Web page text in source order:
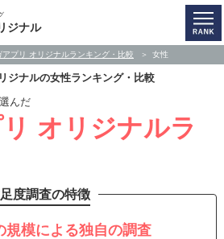
ジナル
アプリ オリジナルランキング・比較 女性
ジナルの女性ランキング・比較
んだ
オリジナルラ
度調査の特徴
規模による独自の調査